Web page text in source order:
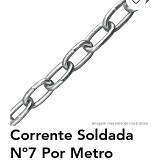
Corrente Soldada
Nº7 Por Metro